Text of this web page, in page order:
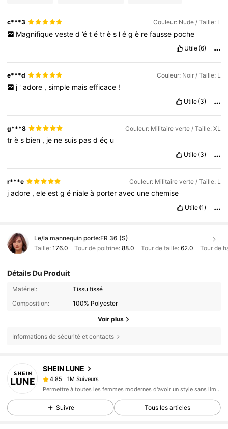
c***3 Couleur: Nude / Taille: L
Magnifique veste d ’é t é tr è s l é g è re fausse poche
Utile (6)
e***d Couleur: Noir / Taille: L
j ' adore , simple mais efficace !
Utile (3)
g***8 Couleur: Militaire verte / Taille: XL
très bien , je nesuis pasdéç u
Utile (3)
r***e Couleur: Militaire verte / Taille: L
jadore ,eleestgé nialeà porteravec unechemise
Utile (1)
Le/la mannequin porte:FR 36 (S)
Taille: 176.0 Tour de poitrine:88.0 Tour de taille: 62.0 Tour de
Détails Du Produit
Matériel:
Tissu tissé
Composition:
100% Polyester
Voir plus
Informations de sécurité et contacts
SHEIN LUNE
4,85
1M Suiveurs
3***3est en train de naviguer
4,85
1M Suiveurs
4,85 1M Suiveurs
Permettre à toutes les femmes modernes d'avoir un style sans limite.
Suivre Tous les articles